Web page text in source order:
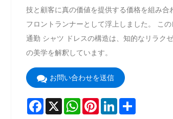
技と顧客に真の価値を提供する価格を組み合
フロントランナーとして浮上しました。 こ
通勤 シャツ ドレスの構造は、知的なリラク
の美学を解釈しています。
お問い合わせを送信
Facebook
X WhatsAppPinterestLinkedInShare